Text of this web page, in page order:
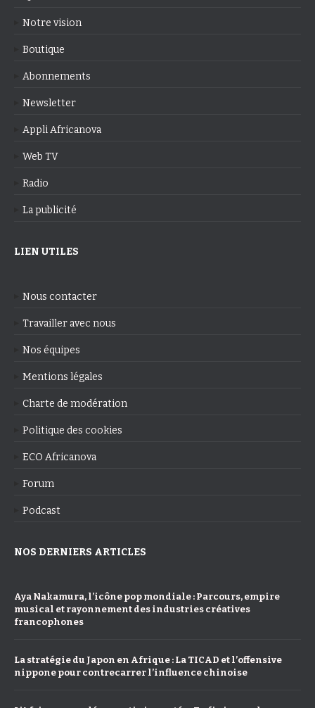
Notre vision
Boutique
Abonnements
Newsletter
Appli Africanova
Web TV
Radio
La publicité
LIEN UTILES
Nous contacter
Travailler avec nous
Nos équipes
Mentions légales
Charte de modération
Politique des cookies
ECO Africanova
Forum
Podcast
NOS DERNIERS ARTICLES
Aya Nakamura, l’icône pop mondiale : Parcours, empire
musical et rayonnement des industries créatives
francophones
La stratégie du Japon en Afrique : La TICAD et l’offensive
nippone pour contrecarrer l’influence chinoise